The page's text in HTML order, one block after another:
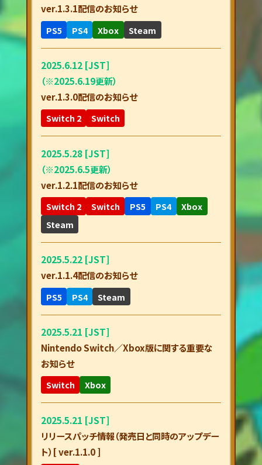
ver.1.3.1配信のお知らせ
PS5 PS4 Xbox Steam
2025.6.12 [JST]
（※2025.6.19更新）
ver.1.3.0配信のお知らせ
Switch 2 Switch
2025.5.28 [JST]
（※2025.6.5更新）
ver.1.2.1配信のお知らせ
Switch 2 Switch PS5 PS4
Xbox
Steam
2025.5.22 [JST]
ver.1.1.4配信のお知らせ
PS5 PS4 Steam
2025.5.21 [JST]
Nintendo Switch／Xbox版に関する重要な
お知らせ
Switch Xbox
2025.5.21 [JST]
リリースパッチ情報（発売日と同時のアップデー
ト）[ ver.1.1.0 ]